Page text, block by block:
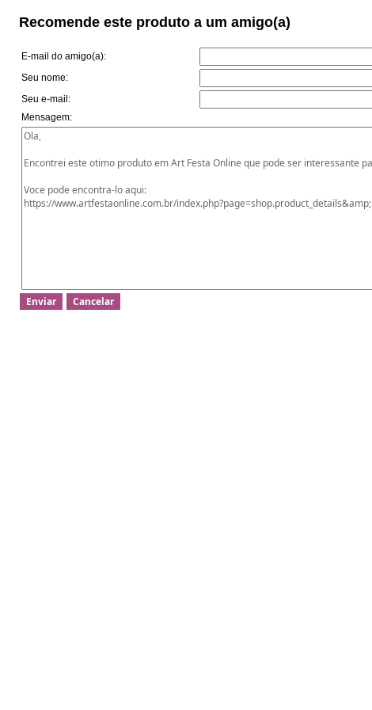
Recomende este produto a um amigo(a)
E-mail do amigo(a):
Seu nome:
Seu e-mail:
Mensagem: